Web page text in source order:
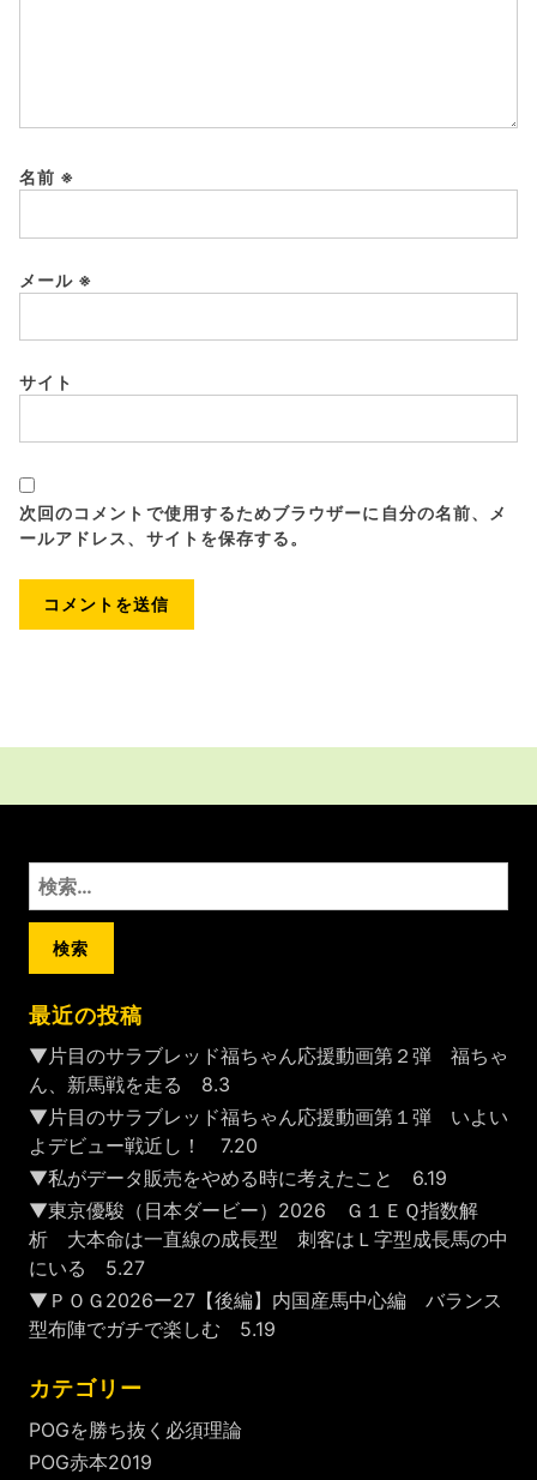
名前 ※
メール ※
サイト
次回のコメントで使用するためブラウザーに自分の名前、メ
ールアドレス、サイトを保存する。
検
索:
最近の投稿
▼片目のサラブレッド福ちゃん応援動画第２弾 福ちゃ
ん、新馬戦を走る 8.3
▼片目のサラブレッド福ちゃん応援動画第１弾 いよい
よデビュー戦近し！ 7.20
▼私がデータ販売をやめる時に考えたこと 6.19
▼東京優駿（日本ダービー）2026 Ｇ１ＥＱ指数解
析 大本命は一直線の成長型 刺客はＬ字型成長馬の中
にいる 5.27
▼ＰＯＧ2026ー27【後編】内国産馬中心編 バランス
型布陣でガチで楽しむ 5.19
カテゴリー
POGを勝ち抜く必須理論
POG赤本2019